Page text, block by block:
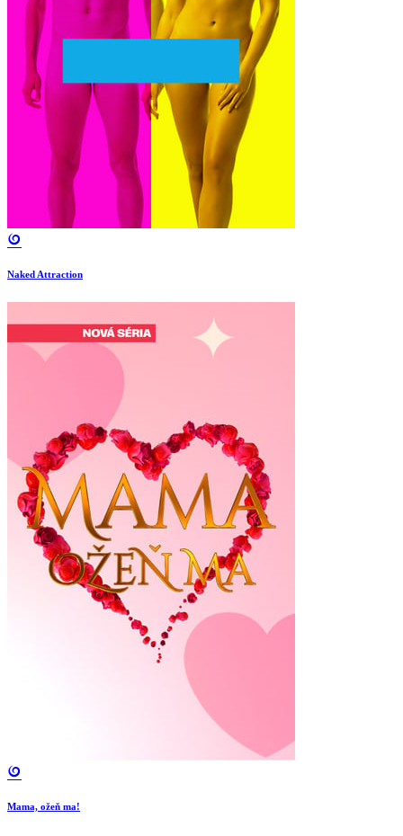
Naked Attraction
Mama, ožeň ma!